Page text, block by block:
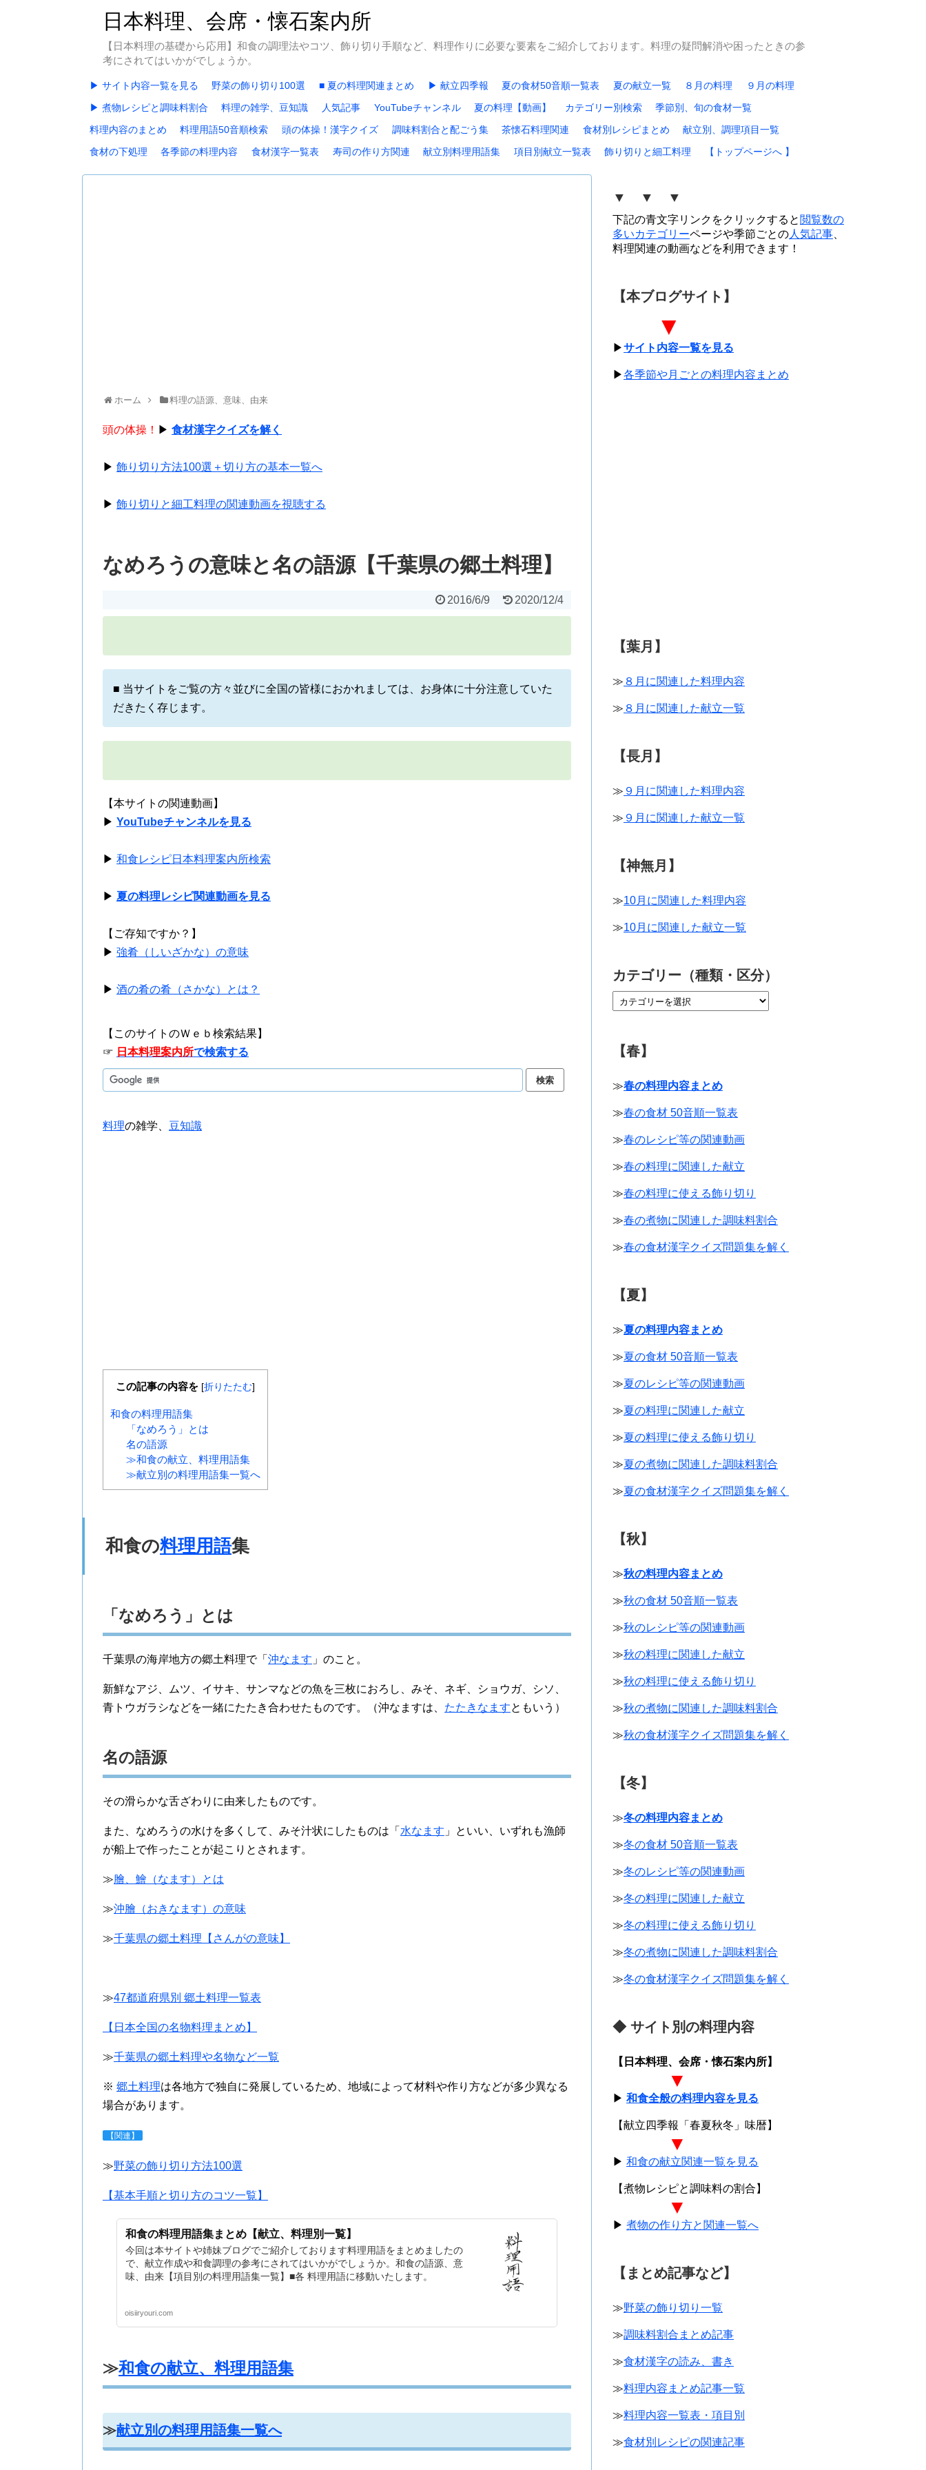
日本料理、会席・懐石案内所
【日本料理の基礎から応用】和食の調理法やコツ、飾り切り手順など、料理作りに必要な要素をご紹介しております。料理の疑問解消や困ったときの参
考にされてはいかがでしょうか。
▶ サイト内容一覧を見る 野菜の飾り切り100選 ■ 夏の料理関連まとめ ▶ 献立四季報 夏の食材50音順一覧表 夏の献立一覧 ８月の料理
９月の料理
▶ 煮物レシピと調味料割合
料理の雑学、豆知識 人気記事 YouTubeチャンネル 夏の料理【動画】 カテゴリー別検索
季節別、旬の食材一覧
料理内容のまとめ
料理用語50音順検索 頭の体操！漢字クイズ 調味料割合と配ごう集 茶懐石料理関連 食材別レシピまとめ
献立別、調理項目一覧
食材の下処理
各季節の料理内容 食材漢字一覧表 寿司の作り方関連 献立別料理用語集 項目別献立一覧表 飾り切りと細工料理 【トップページへ 】
ホーム 料理の語源、意味、由来
頭の体操！ ▶ 食材漢字クイズを解く
▶ 飾り切り方法100選＋切り方の基本一覧へ
▶ 飾り切りと細工料理の関連動画を視聴する
なめろうの意味と名の語源【千葉県の郷土料理】
2016/6/9 2020/12/4
■ 当サイトをご覧の方々並びに全国の皆様におかれましては、お身体に十分注意していた
だきたく存じます。
【本サイトの関連動画】
▶ YouTubeチャンネルを見る
▶ 和食レシピ日本料理案内所検索
▶ 夏の料理レシピ関連動画を見る
【ご存知ですか？】
▶ 強肴（しいざかな）の意味
▶ 酒の肴の肴（さかな）とは？
【このサイトのＷｅｂ検索結果】
☞ 日本料理案内所で検索する
料理の雑学、 豆知識
この記事の内容を [折りたたむ]
和食の料理用語集
「なめろう」とは
名の語源
≫和食の献立、料理用語集
≫献立別の料理用語集一覧へ
和食の料理用語集
「なめろう」とは
千葉県の海岸地方の郷土料理で「 沖なます 」のこと。
新鮮なアジ、ムツ、イサキ、サンマなどの魚を三枚におろし、みそ、ネギ、ショウガ、シソ、
青トウガラシなどを一緒にたたき合わせたものです。（沖なますは、 たたきなますともいう）
名の語源
その滑らかな舌ざわりに由来したものです。
また、なめろうの水けを多くして、みそ汁状にしたものは「 水なます 」といい、いずれも漁師
が船上で作ったことが起こりとされます。
≫膾、鱠（なます）とは
≫沖膾（おきなます）の意味
≫千葉県の郷土料理【さんがの意味】
≫47都道府県別 郷土料理一覧表
【日本全国の名物料理まとめ】
≫千葉県の郷土料理や名物など一覧
※ 郷土料理は各地方で独自に発展しているため、地域によって材料や作り方などが多少異なる
場合があります。
【関連】
≫野菜の飾り切り方法100選
【基本手順と切り方のコツ一覧】
和食の料理用語集まとめ【献立、料理別一覧】
今回は本サイトや姉妹ブログでご紹介しております料理用語をまとめましたの
で、献立作成や和食調理の参考にされてはいかがでしょうか。和食の語源、意
味、由来【項目別の料理用語集一覧】■各 料理用語に移動いたします。
oisiiryouri.com
≫和食の献立、料理用語集
≫献立別の料理用語集一覧へ
▼ ▼ ▼
下記の青文字リンクをクリックすると 閲覧数の
多いカテゴリーページや季節ごとの人気記事
料理関連の動画などを利用できます！
【本ブログサイト】
▼
▶サイト内容一覧を見る
▶各季節や月ごとの料理内容まとめ
【葉月】
≫ ８月に関連した料理内容
≫ ８月に関連した献立一覧
【長月】
≫ ９月に関連した料理内容
≫ ９月に関連した献立一覧
【神無月】
≫10月に関連した料理内容
≫10月に関連した献立一覧
カテゴリー（種類・区分）
【春】
≫春の料理内容まとめ
≫春の食材 50音順一覧表
≫春のレシピ等の関連動画
≫春の料理に関連した献立
≫春の料理に使える飾り切り
≫春の煮物に関連した調味料割合
≫春の食材漢字クイズ問題集を解く
【夏】
≫夏の料理内容まとめ
≫夏の食材 50音順一覧表
≫夏のレシピ等の関連動画
≫夏の料理に関連した献立
≫夏の料理に使える飾り切り
≫夏の煮物に関連した調味料割合
≫夏の食材漢字クイズ問題集を解く
【秋】
≫秋の料理内容まとめ
≫秋の食材 50音順一覧表
≫秋のレシピ等の関連動画
≫秋の料理に関連した献立
≫秋の料理に使える飾り切り
≫秋の煮物に関連した調味料割合
≫秋の食材漢字クイズ問題集を解く
【冬】
≫冬の料理内容まとめ
≫冬の食材 50音順一覧表
≫冬のレシピ等の関連動画
≫冬の料理に関連した献立
≫冬の料理に使える飾り切り
≫冬の煮物に関連した調味料割合
≫冬の食材漢字クイズ問題集を解く
◆ サイト別の料理内容
【日本料理、会席・懐石案内所】
▼
▶ 和食全般の料理内容を見る
【献立四季報「春夏秋冬」味暦】
▼
▶ 和食の献立関連一覧を見る
【煮物レシピと調味料の割合】
▼
▶ 煮物の作り方と関連一覧へ
【まとめ記事など】
≫野菜の飾り切り一覧
≫調味料割合まとめ記事
≫食材漢字の読み、書き
≫料理内容まとめ記事一覧
≫料理内容一覧表・項目別
≫食材別レシピの関連記事